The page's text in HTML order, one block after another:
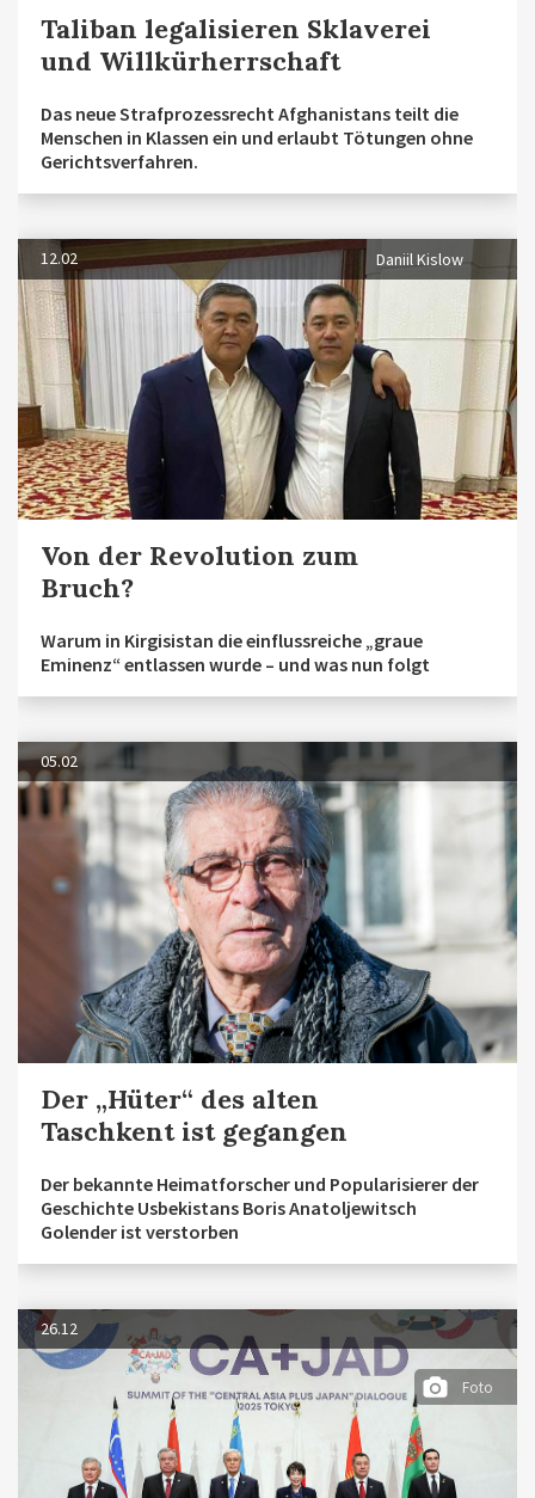
Taliban legalisieren Sklaverei
und Willkürherrschaft
Das neue Strafprozessrecht Afghanistans teilt die
Menschen in Klassen ein und erlaubt Tötungen ohne
Gerichtsverfahren.
12.02 Daniil Kislow
Von der Revolution zum
Bruch?
Warum in Kirgisistan die einflussreiche „graue
Eminenz“ entlassen wurde – und was nun folgt
05.02
Der „Hüter“ des alten
Taschkent ist gegangen
Der bekannte Heimatforscher und Popularisierer der
Geschichte Usbekistans Boris Anatoljewitsch
Golender ist verstorben
26.12
Foto